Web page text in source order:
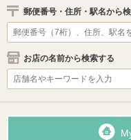
郵便番号・住所・駅名から
お店の名前から検索する